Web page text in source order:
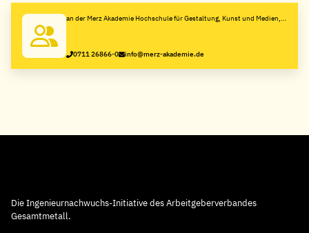
an der Merz Akademie Hochschule für Gestaltung, Kunst und Medien,
0711 26866-0 info@merz-akademie.de
Die Ingenieurnachwuchs-Initiative des Arbeitgeberverbandes
Gesamtmetall.